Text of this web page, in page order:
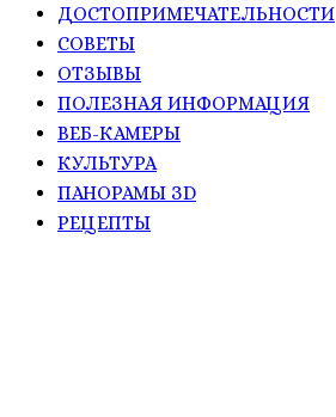
ДОСТОПРИМЕЧАТЕЛЬНОСТИ
СОВЕТЫ
ОТЗЫВЫ
ПОЛЕЗНАЯ ИНФОРМАЦИЯ
ВЕБ-КАМЕРЫ
КУЛЬТУРА
ПАНОРАМЫ ЗD
РЕЦЕПТЫ